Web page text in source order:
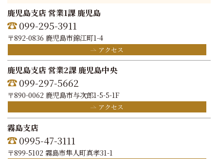
鹿児島支店 営業1課 鹿児島
099-295-3911
〒892-0836 鹿児島市錦江町1-4
アクセス
鹿児島支店 営業2課 鹿児島中央
099-297-5662
〒890-0062 鹿児島市与次郎1-5-5-1F
アクセス
霧島支店
0995-47-3111
〒899-5102 霧島市隼人町真孝31-1